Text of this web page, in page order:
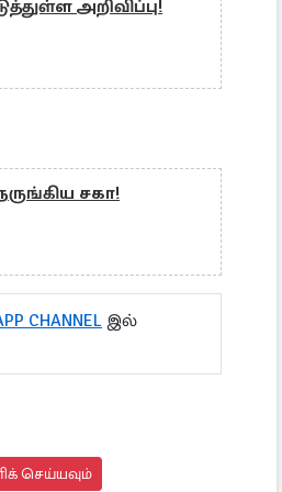
அறிவிப்பு!
சகா!
CHANNELஇல்
செய்யவும்